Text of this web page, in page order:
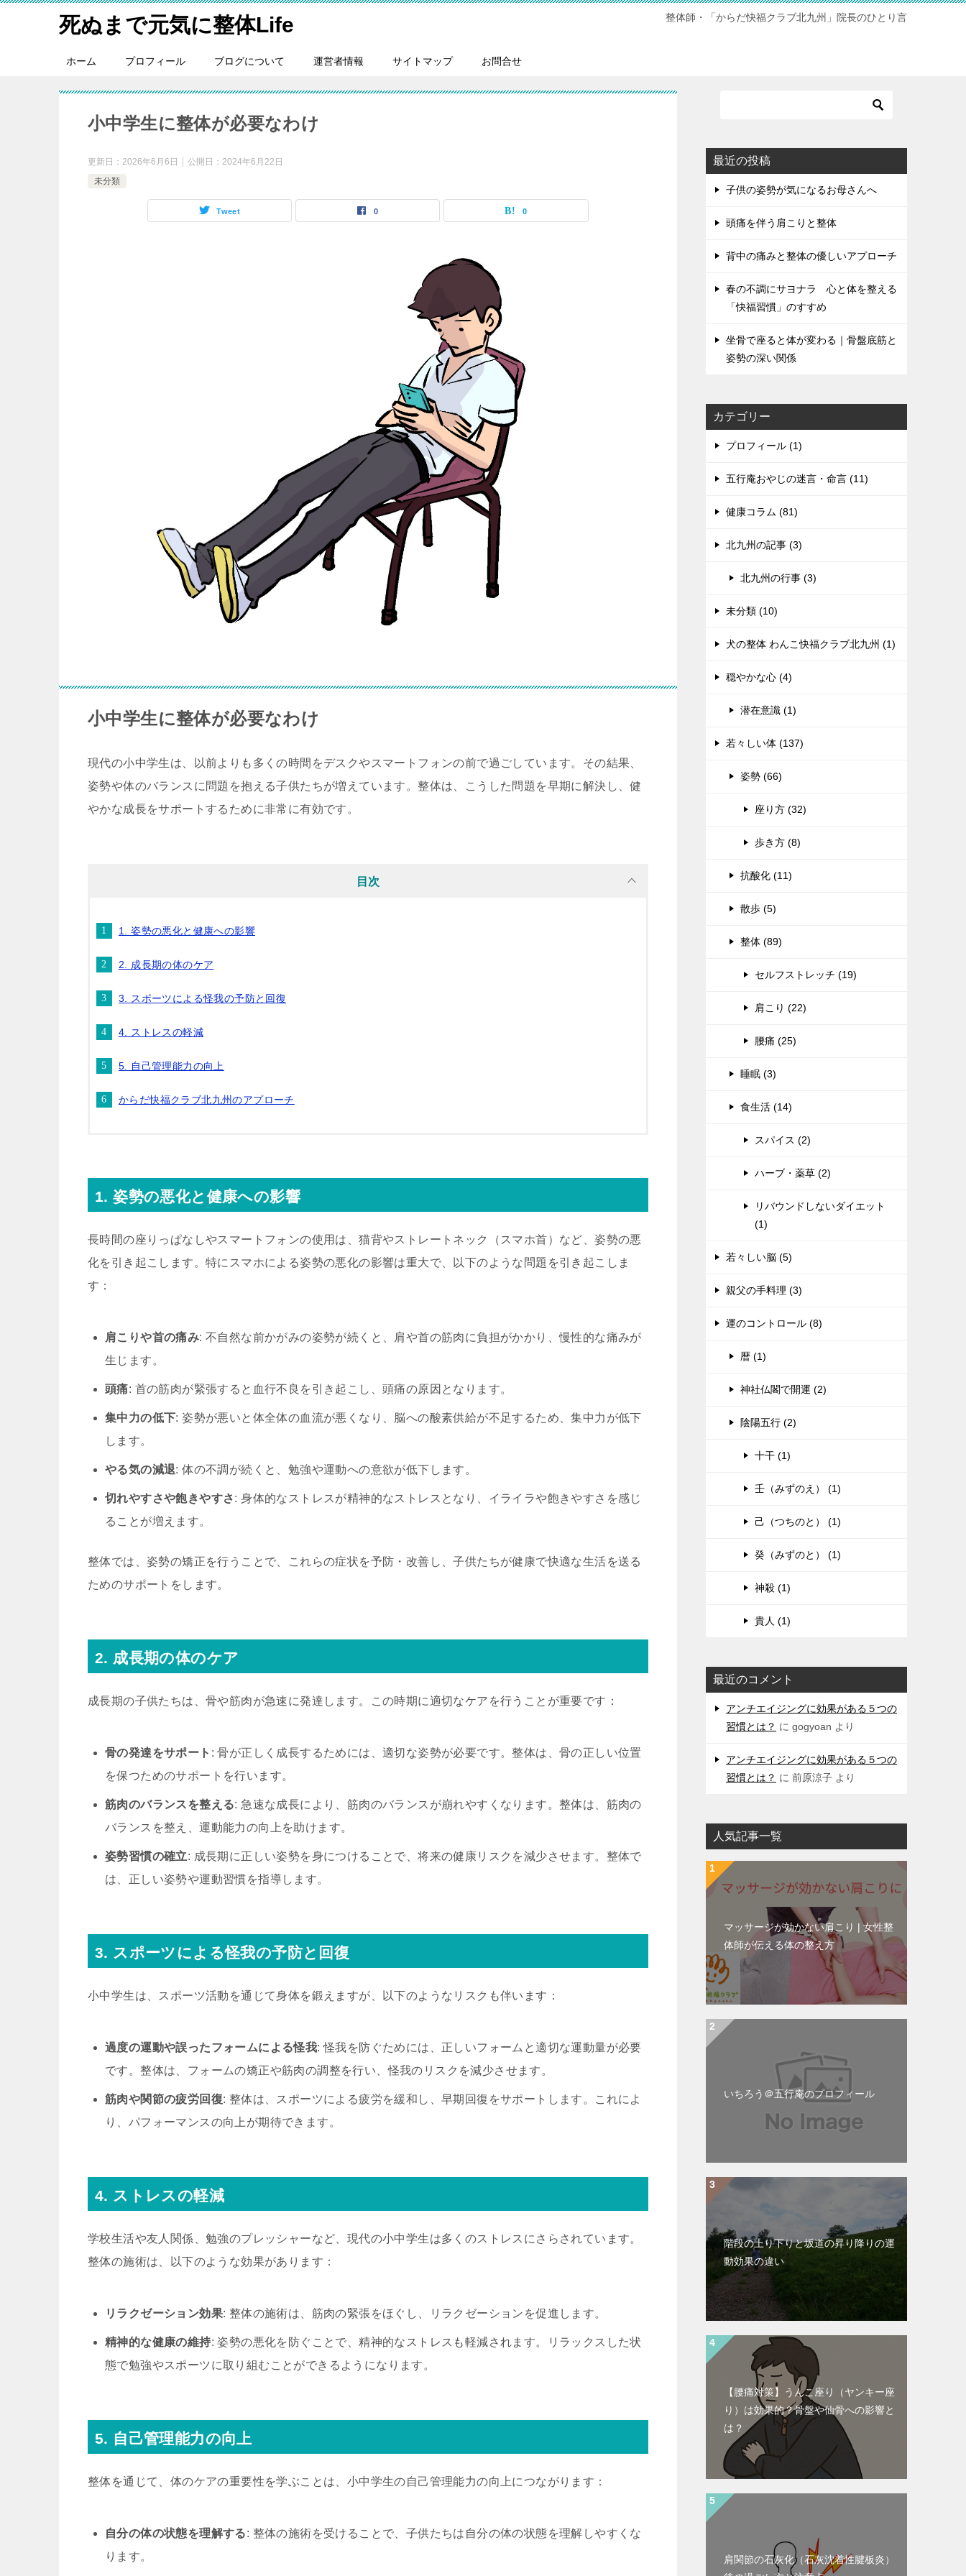
死ぬまで元気に整体Life 整体師・「からだ快福クラブ北九州」院長のひとり言
ホーム プロフィール ブログについて 運営者情報 サイトマップ お問合せ
小中学生に整体が必要なわけ
更新日： 2026年6月6日 公開日： 2024年6月22日
未分類
Tweet 0 0
小中学生に整体が必要なわけ
現代の小中学生は、以前よりも多くの時間をデスクやスマートフォンの前で過ごしています。その結果、
姿勢や体のバランスに問題を抱える子供たちが増えています。整体は、こうした問題を早期に解決し、健
やかな成長をサポートするために非常に有効です。
目次
1. 姿勢の悪化と健康への影響
2. 成長期の体のケア
3. スポーツによる怪我の予防と回復
4. ストレスの軽減
5. 自己管理能力の向上
からだ快福クラブ北九州のアプローチ
1. 姿勢の悪化と健康への影響
長時間の座りっぱなしやスマートフォンの使用は、猫背やストレートネック（スマホ首）など、姿勢の悪
化を引き起こします。特にスマホによる姿勢の悪化の影響は重大で、以下のような問題を引き起こしま
す：
肩こりや首の痛み: 不自然な前かがみの姿勢が続くと、肩や首の筋肉に負担がかかり、慢性的な痛みが
生じます。
頭痛: 首の筋肉が緊張すると血行不良を引き起こし、頭痛の原因となります。
集中力の低下: 姿勢が悪いと体全体の血流が悪くなり、脳への酸素供給が不足するため、集中力が低下
します。
やる気の減退: 体の不調が続くと、勉強や運動への意欲が低下します。
切れやすさや飽きやすさ: 身体的なストレスが精神的なストレスとなり、イライラや飽きやすさを感じ
ることが増えます。
整体では、姿勢の矯正を行うことで、これらの症状を予防・改善し、子供たちが健康で快適な生活を送る
ためのサポートをします。
2. 成長期の体のケア
成長期の子供たちは、骨や筋肉が急速に発達します。この時期に適切なケアを行うことが重要です：
骨の発達をサポート : 骨が正しく成長するためには、適切な姿勢が必要です。整体は、骨の正しい位置
を保つためのサポートを行います。
筋肉のバランスを整える: 急速な成長により、筋肉のバランスが崩れやすくなります。整体は、筋肉の
バランスを整え、運動能力の向上を助けます。
姿勢習慣の確立: 成長期に正しい姿勢を身につけることで、将来の健康リスクを減少させます。整体で
は、正しい姿勢や運動習慣を指導します。
3. スポーツによる怪我の予防と回復
小中学生は、スポーツ活動を通じて身体を鍛えますが、以下のようなリスクも伴います：
過度の運動や誤ったフォームによる怪我: 怪我を防ぐためには、正しいフォームと適切な運動量が必要
です。整体は、フォームの矯正や筋肉の調整を行い、怪我のリスクを減少させます。
筋肉や関節の疲労回復: 整体は、スポーツによる疲労を緩和し、早期回復をサポートします。これによ
り、パフォーマンスの向上が期待できます。
4. ストレスの軽減
学校生活や友人関係、勉強のプレッシャーなど、現代の小中学生は多くのストレスにさらされています。
整体の施術は、以下のような効果があります：
リラクゼーション効果: 整体の施術は、筋肉の緊張をほぐし、リラクゼーションを促進します。
精神的な健康の維持: 姿勢の悪化を防ぐことで、精神的なストレスも軽減されます。リラックスした状
態で勉強やスポーツに取り組むことができるようになります。
5. 自己管理能力の向上
整体を通じて、体のケアの重要性を学ぶことは、小中学生の自己管理能力の向上につながります：
自分の体の状態を理解する: 整体の施術を受けることで、子供たちは自分の体の状態を理解しやすくな
ります。
最近の投稿
子供の姿勢が気になるお母さんへ
頭痛を伴う肩こりと整体
背中の痛みと整体の優しいアプローチ
春の不調にサヨナラ 心と体を整える
「快福習慣」のすすめ
坐骨で座ると体が変わる｜骨盤底筋と
姿勢の深い関係
カテゴリー
プロフィール (1)
五行庵おやじの迷言・命言 (11)
健康コラム (81)
北九州の記事 (3)
北九州の行事 (3)
未分類 (10)
犬の整体 わんこ快福クラブ北九州 (1)
穏やかな心 (4)
潜在意識 (1)
若々しい体 (137)
姿勢 (66)
座り方 (32)
歩き方 (8)
抗酸化 (11)
散歩 (5)
整体 (89)
セルフストレッチ (19)
肩こり (22)
腰痛 (25)
睡眠 (3)
食生活 (14)
スパイス (2)
ハーブ・薬草 (2)
リバウンドしないダイエット
(1)
若々しい脳 (5)
親父の手料理 (3)
運のコントロール (8)
暦 (1)
神社仏閣で開運 (2)
陰陽五行 (2)
十干 (1)
壬（みずのえ） (1)
己（つちのと） (1)
癸（みずのと） (1)
神殺 (1)
貴人 (1)
最近のコメント
アンチエイジングに効果がある５つの
習慣とは？ に gogyoan より
アンチエイジングに効果がある５つの
習慣とは？ に 前原涼子 より
人気記事一覧
マッサージが効かない肩こり | 女性整
体師が伝える体の整え方
いちろう＠五行庵のプロフィール
階段の上り下りと坂道の昇り降りの運
動効果の違い
【腰痛対策】うんこ座り（ヤンキー座
り）は効果的？骨盤や仙骨への影響と
は？
肩関節の石灰化（石灰沈着性腱板炎）